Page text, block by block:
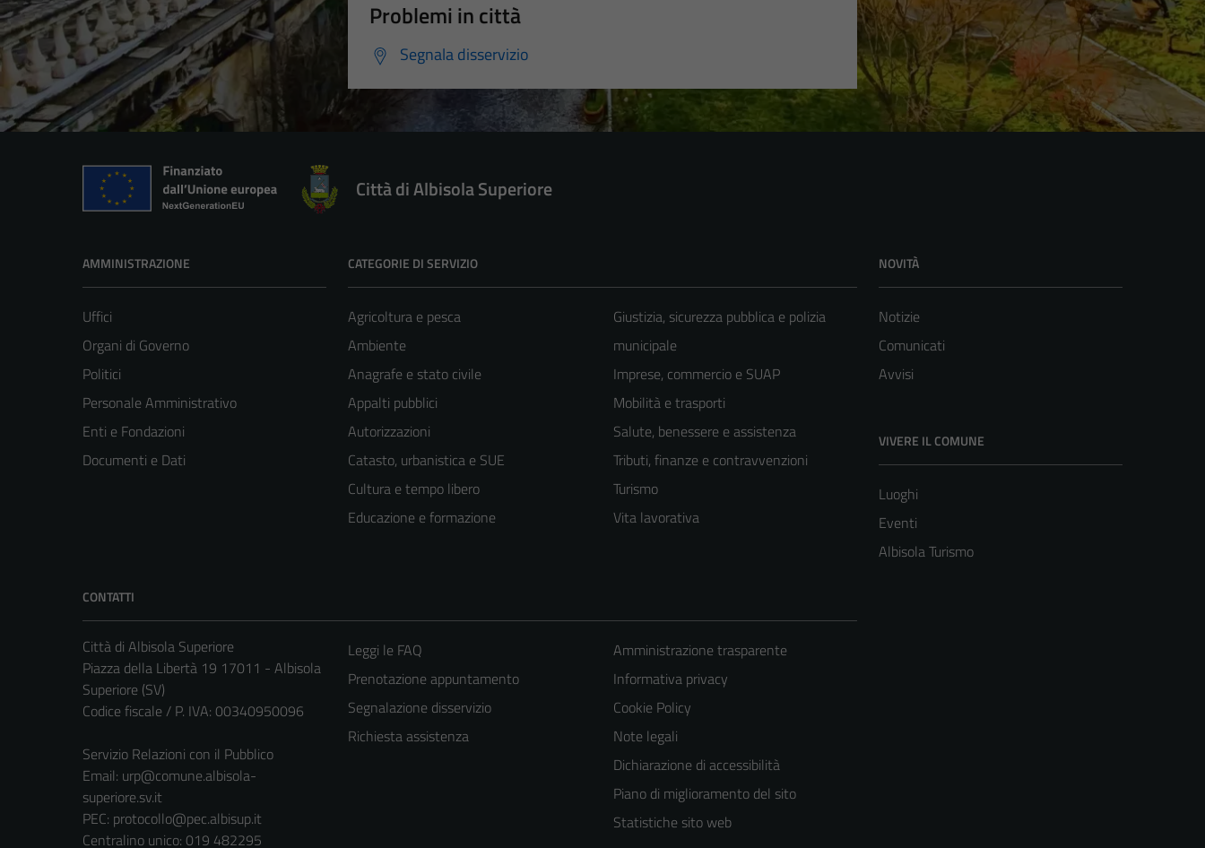
Problemi in città
Segnala disservizio
Città di Albisola Superiore
AMMINISTRAZIONE
Uffici
Organi di Governo
Politici
Personale Amministrativo
Enti e Fondazioni
Documenti e Dati
CATEGORIE DI SERVIZIO
Agricoltura e pesca
Ambiente
Anagrafe e stato civile
Appalti pubblici
Autorizzazioni
Catasto, urbanistica e SUE
Cultura e tempo libero
Educazione e formazione
Giustizia, sicurezza pubblica e polizia
municipale
Imprese, commercio e SUAP
Mobilità e trasporti
Salute, benessere e assistenza
Tributi, finanze e contravvenzioni
Turismo
Vita lavorativa
NOVITÀ
Notizie
Comunicati
Avvisi
VIVERE IL COMUNE
Luoghi
Eventi
Albisola Turismo
CONTATTI
Città di Albisola Superiore
Piazza della Libertà 19 17011 - Albisola
Superiore (SV)
Codice fiscale / P. IVA: 00340950096
Servizio Relazioni con il Pubblico
Email: urp@comune.albisola-
superiore.sv.it
PEC: protocollo@pec.albisup.it
Centralino unico: 019 482295
Leggi le FAQ
Prenotazione appuntamento
Segnalazione disservizio
Richiesta assistenza
Amministrazione trasparente
Informativa privacy
Cookie Policy
Note legali
Dichiarazione di accessibilità
Piano di miglioramento del sito
Statistiche sito web
Tecnici
Questi cookie
sono necessari